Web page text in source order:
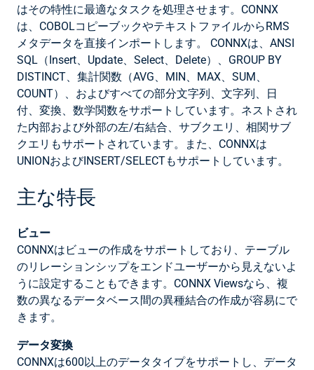
はその特性に最適なタスクを処理させます。CONNX
は、COBOLコピーブックやテキストファイルからRMS
メタデータを直接インポートします。 CONNXは、ANSI
SQL（Insert、Update、Select、Delete）、GROUP BY
DISTINCT、集計関数（AVG、MIN、MAX、SUM、
COUNT）、およびすべての部分文字列、文字列、日
付、変換、数学関数をサポートしています。ネストされ
た内部および外部の左/右結合、サブクエリ、相関サブ
クエリもサポートされています。また、CONNXは
UNIONおよびINSERT/SELECTもサポートしています。
主な特長
ビュー
CONNXはビューの作成をサポートしており、テーブル
のリレーションシップをエンドユーザーから見えないよ
うに設定することもできます。CONNX Viewsなら、複
数の異なるデータベース間の異種結合の作成が容易にで
きます。
データ変換
CONNXは600以上のデータタイプをサポートし、データ